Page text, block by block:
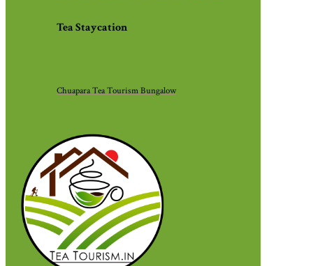
Tea Staycation
Chuapara Tea Tourism Bungalow